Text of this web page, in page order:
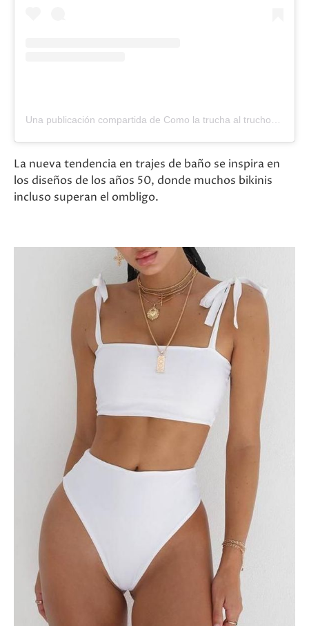
La nueva tendencia en trajes de baño se inspira en
los diseños de los años 50, donde muchos bikinis
incluso superan el ombligo.